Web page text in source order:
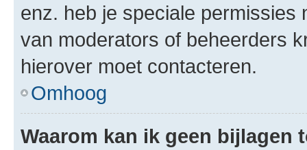
enz. heb je speciale permissies
van moderators of beheerders
hierover moet contacteren.
Omhoog
Waarom kan ik geen bijlagen